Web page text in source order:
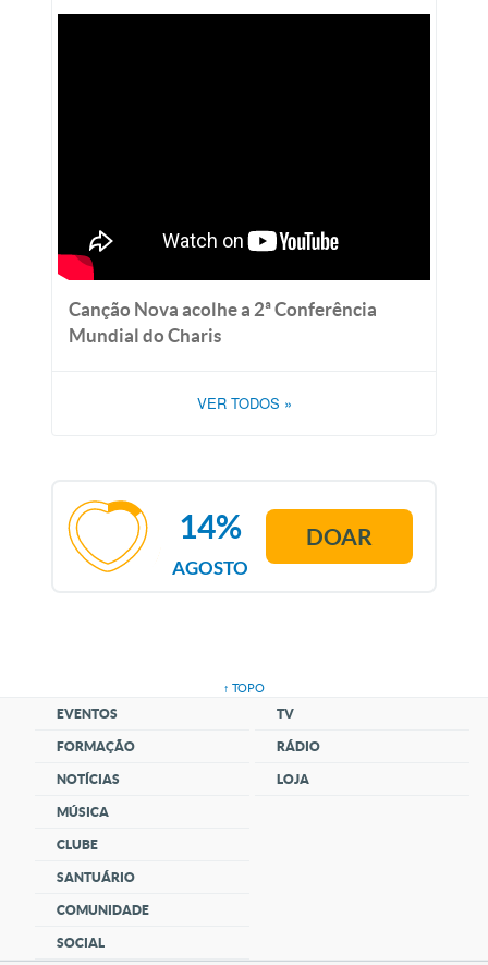
Canção Nova acolhe a 2ª Conferência
Mundial do Charis
VER TODOS »
AGOSTO
14% DOAR
↑ TOPO
EVENTOS
FORMAÇÃO
NOTÍCIAS
MÚSICA
CLUBE
SANTUÁRIO
COMUNIDADE
SOCIAL
TV
RÁDIO
LOJA